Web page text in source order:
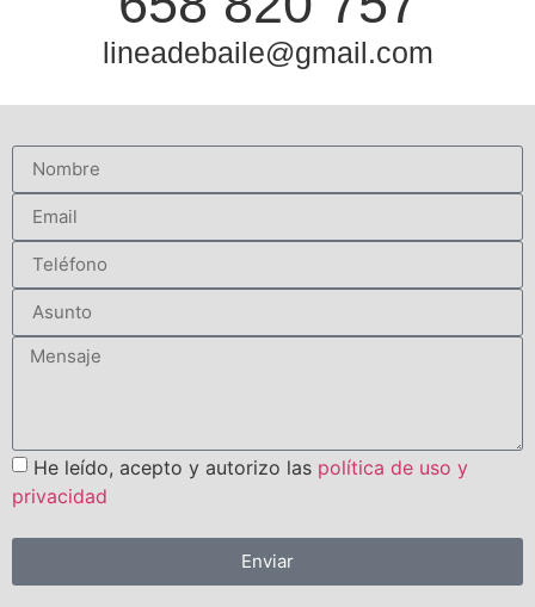
lineadebaile@gmail.com
He leído, acepto y autorizo las política de uso y
privacidad
Enviar